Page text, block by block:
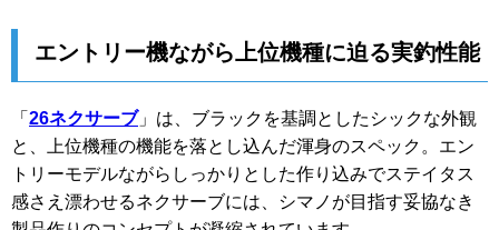
エントリー機ながら上位機種に迫る実釣性能
「 26ネクサーブ」は、ブラックを基調としたシックな外観
と、上位機種の機能を落とし込んだ渾身のスペック。エン
トリーモデルながらしっかりとした作り込みでステイタス
感さえ漂わせるネクサーブには、シマノが目指す妥協なき